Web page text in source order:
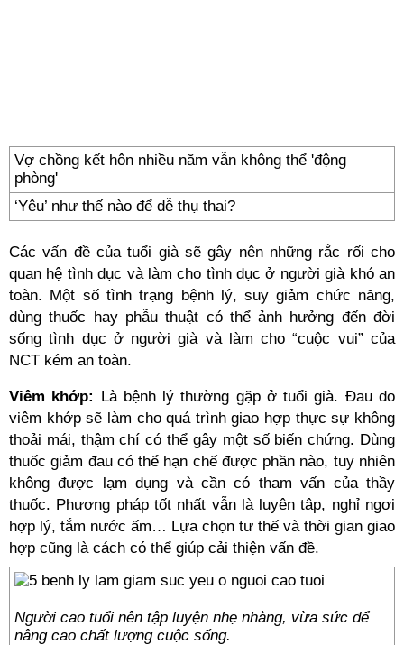
Vợ chồng kết hôn nhiều năm vẫn không thể 'động
phòng'
‘Yêu’ như thế nào để dễ thụ thai?
Các vấn đề của tuổi già sẽ gây nên những rắc rối cho
quan hệ tình dục và làm cho tình dục ở người già khó an
toàn. Một số tình trạng bệnh lý, suy giảm chức năng,
dùng thuốc hay phẫu thuật có thể ảnh hưởng đến đời
sống tình dục ở người già và làm cho “cuộc vui” của
NCT kém an toàn.
Viêm khớp: Là bệnh lý thường gặp ở tuổi già. Đau do
viêm khớp sẽ làm cho quá trình giao hợp thực sự không
thoải mái, thậm chí có thể gây một số biến chứng. Dùng
thuốc giảm đau có thể hạn chế được phần nào, tuy nhiên
không được lạm dụng và cần có tham vấn của thầy
thuốc. Phương pháp tốt nhất vẫn là luyện tập, nghỉ ngơi
hợp lý, tắm nước ấm… Lựa chọn tư thế và thời gian giao
hợp cũng là cách có thể giúp cải thiện vấn đề.
Người cao tuổi nên tập luyện nhẹ nhàng, vừa sức để
nâng cao chất lượng cuộc sống.